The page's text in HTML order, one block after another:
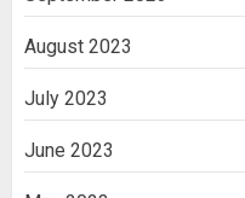
August 2023
July 2023
June 2023